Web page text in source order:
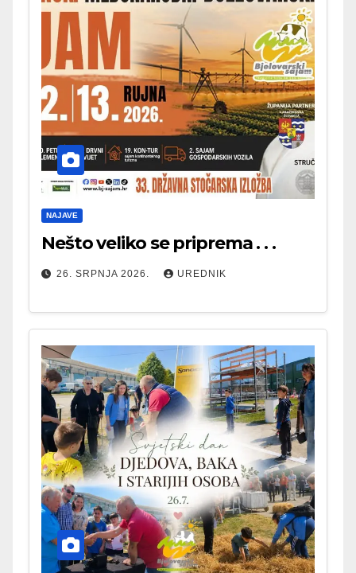
NAJAVE
Nešto veliko se priprema . . .
26. SRPNJA 2026. UREDNIK